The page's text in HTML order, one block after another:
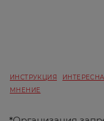
ИНСТРУКЦИЯ
МНЕНИЕ